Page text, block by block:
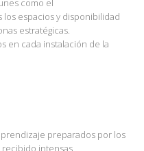
como el
espacios y disponibilidad
estratégicas.
en cada instalación de la
preparados por los
intensas